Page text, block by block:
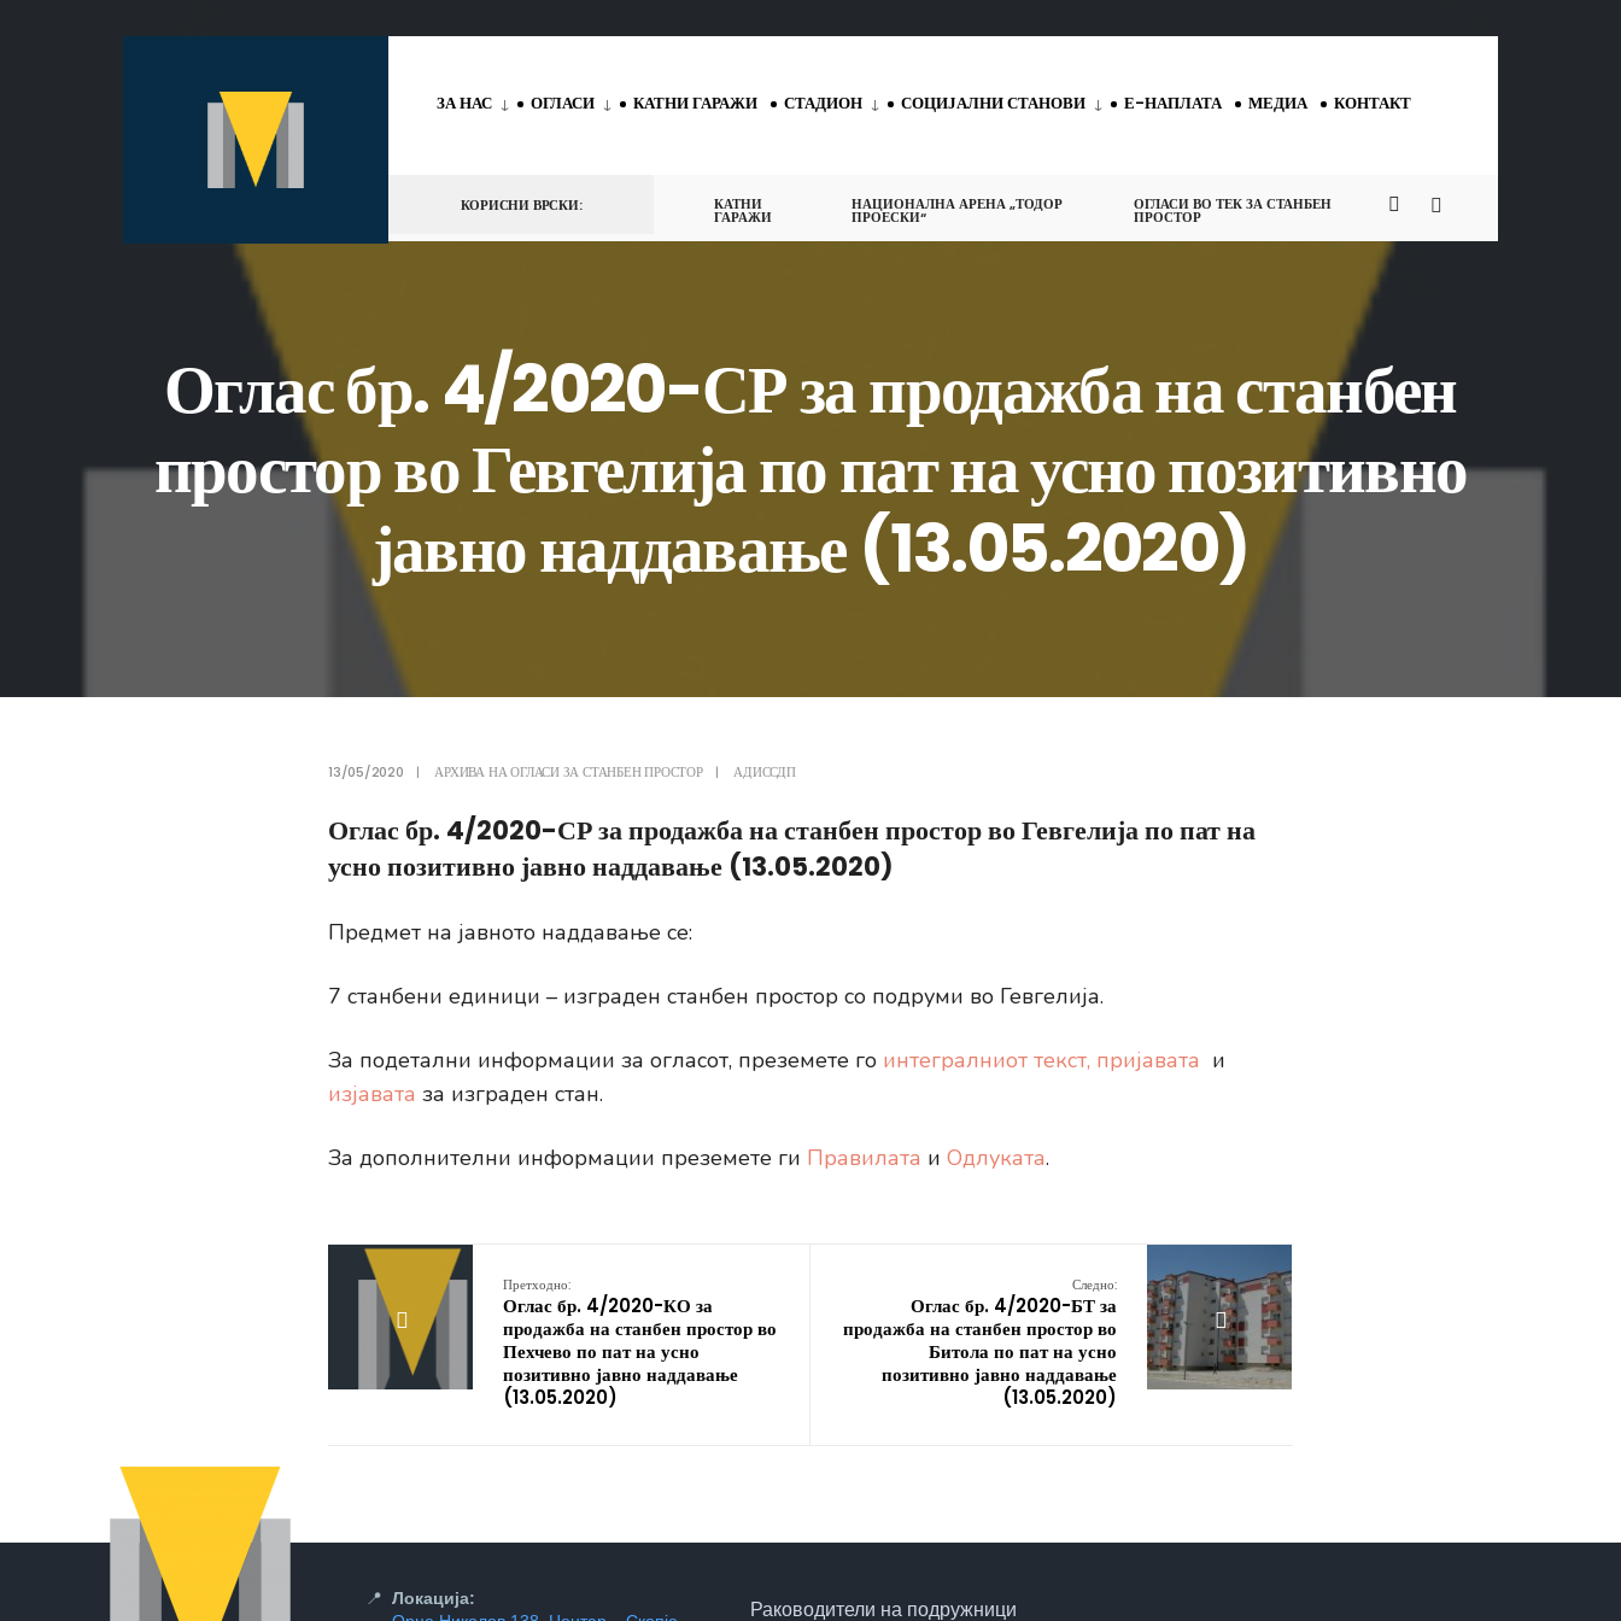
содржината
ЗА НАС ОГЛАСИ КАТНИ ГАРАЖИ СТАДИОН СОЦИЈАЛНИ СТАНОВИ Е-НАПЛАТА МЕДИА КОНТАКТ
КОРИСНИ ВРСКИ: КАТНИ
ГАРАЖИ
НАЦИОНАЛНА АРЕНА „ТОДОР
ПРОЕСКИ“
ОГЛАСИ ВО ТЕК ЗА СТАНБЕН
ПРОСТОР
Оглас бр. 4/2020-СР за продажба на станбен
простор во Гевгелија по пат на усно позитивно
јавно наддавање (13.05.2020)
13/05/2020 | АРХИВА НА ОГЛАСИ ЗА СТАНБЕН ПРОСТОР | АДИССДП
Оглас бр. 4/2020-СР за продажба на станбен простор во Гевгелија по пат на
усно позитивно јавно наддавање (13.05.2020)
Предмет на јавното наддавање се:
7 станбени единици – изграден станбен простор со подруми во Гевгелија.
За подетални информации за огласот, преземете го интегралниот текст, пријавата и
изјавата за изграден стан.
За дополнителни информации преземете ги Правилата и Одлуката.
Претходно:
Оглас бр. 4/2020-КО за
продажба на станбен простор во
Пехчево по пат на усно
позитивно јавно наддавање
(13.05.2020)
Следно:
Оглас бр. 4/2020-БТ за
продажба на станбен простор во
Битола по пат на усно
позитивно јавно наддавање
(13.05.2020)
📍 Локација:
Раководители на подружници